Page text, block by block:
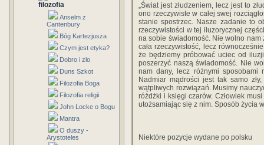
filozofia
Anselm z
Cantenbury
Bóg Kartezjusza
Czym jest etyka?
Dobro i zlo
Duns Szkot
Filozofia Boga
Filozofia religii
John Locke o Bogu
Mantra
O duszy -
Arystoteles
„Świat jest złudzeniem, lecz jest to
ono rzeczywiste w całej swej
stanie spostrzec. Nasze zadanie to
rzeczywistości w tej iluzorycznej
na sobie świadomość. Nie wolno nam
cała rzeczywistość, lecz
że będziemy próbować uciec od
poszerzyć naszą świadomość. Nie
nam dany, lecz różnymi sposobami
Nadmiar mądrości jest tak samo
wątpliwych rozwiązań. Musimy
różdżki i księgi czarów. Człowiek
utożsamiając się z nim. Sposób życia
Niektóre pozycje wydane po polsku